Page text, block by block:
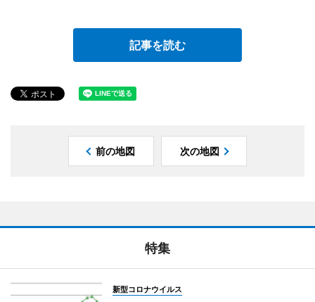
記事を読む
前の地図 次の地図
特集
新型コロナウイルス